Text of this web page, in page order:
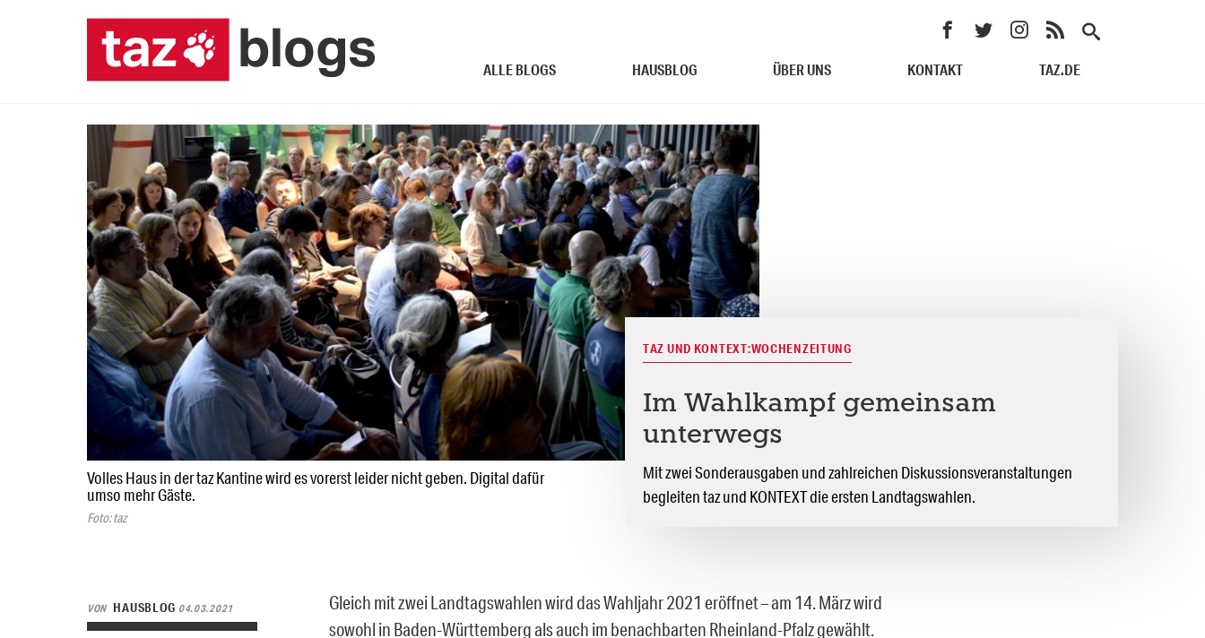
ALLE BLOGS HAUSBLOG ÜBER UNS KONTAKT TAZ.DE
Volles Haus in der taz Kantine wird es vorerst leider nicht geben. Digital dafür
umso mehr Gäste.
Foto: taz
TAZ UND KONTEXT:WOCHENZEITUNG
Im Wahlkampf gemeinsam
unterwegs
Mit zwei Sonderausgaben und zahlreichen Diskussionsveranstaltungen
begleiten taz und KONTEXT die ersten Landtagswahlen.
VON HAUSBLOG 04.03.2021
Gleich mit zwei Landtagswahlen wird das Wahljahr 2021 eröffnet – am 14. März wird
sowohl in Baden-Württemberg als auch im benachbarten Rheinland-Pfalz gewählt.